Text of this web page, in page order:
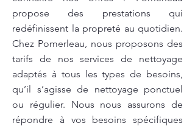
propose des prestations qui
redéfinissent la propreté au quotidien.
Chez Pomerleau, nous proposons des
tarifs de nos services de nettoyage
adaptés à tous les types de besoins,
qu’il s’agisse de nettoyage ponctuel
ou régulier. Nous nous assurons de
répondre à vos besoins spécifiques